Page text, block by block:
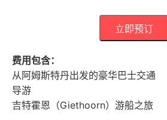
立即预订
费用包含：
从阿姆斯特丹出发的豪华巴士交通
导游
吉特霍恩（Giethoorn）游船之旅